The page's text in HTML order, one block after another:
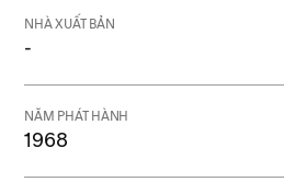
NHÀ XUẤT BẢN
-
NĂM PHÁT HÀNH
1968